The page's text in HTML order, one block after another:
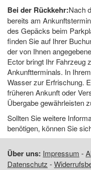
Bei der Rückkehr:Nach
bereits am
des Gepäcks beim
finden Sie auf Ihrer
der von Ihnen
Ector bringt Ihr Fahrzeug
Ankunftterminals. In
Wasser zur Erfrischung.
früheren Ankunft oder
Übergabe gewährleisten
Sollten Sie weitere
benötigen, können Sie
Über uns: Impressum -
Datenschutz -